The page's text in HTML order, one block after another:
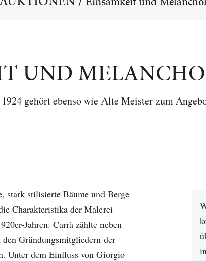
UND
gehört ebenso wie Alte Meister zum
stark stilisierte Bäume und Berge
Charakteristika der Malerei
Jahren. Carrà zählte neben
Gründungsmitgliedern der
Unter dem Einfluss von Giorgio